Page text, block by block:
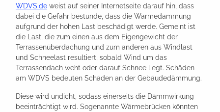
WDVS.de weist auf seiner Internetseite darauf hin, dass
dabei die Gefahr bestünde, dass die Wärmedämmung
aufgrund der hohen Last beschädigt werde. Gemeint ist
die Last, die zum einen aus dem Eigengewicht der
Terrassenüberdachung und zum anderen aus Windlast
und Schneelast resultiert, sobald Wind um das
Terrassendach weht oder darauf Schnee liegt. Schäden
am WDVS bedeuten Schäden an der Gebäudedämmung.
Diese wird undicht, sodass einerseits die Dämmwirkung
beeinträchtigt wird. Sogenannte Wärmebrücken könnten